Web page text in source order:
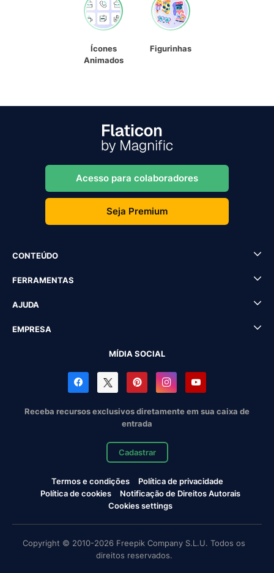
Ícones
Animados
Figurinhas
Acesso para colaboradores
Seja Premium
CONTEÚDO
FERRAMENTAS
AJUDA
EMPRESA
MÍDIA SOCIAL
Receba recursos exclusivos diretamente em sua caixa de
entrada
Cadastrar
Termos e condições
Política de privacidade
Política de cookies
Notificação de Direitos Autorais
Cookies settings
Copyright © 2010-2026 Freepik Company S.L.U. Todos os
direitos reservados.